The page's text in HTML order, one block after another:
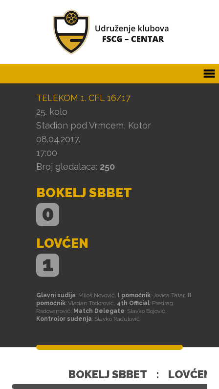
TELEKOM 1. CFL 16/17
25. kolo
Stadion pod Vrmcem, Kotor
08.04.2017.
17:00
Broj gledalaca: 250
BOKELJ SBBET
0
LOVĆEN
1
Glavni sudija: Miloš Novović, I pomoćnik: Jovica Tatar,
pomoćnik: Vladan Todorović, 4th Official: Predrag
Radovanović, Match Delegate: Slavko Bojović,
Kontrolor suđenja: Slavko Radulović
BOKELJ SBBET : LOVĆEN